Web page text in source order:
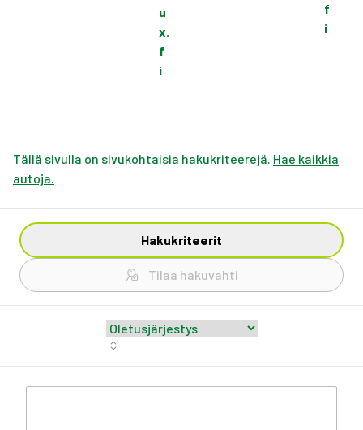
u
x.
f
i
f
i
Tällä sivulla on sivukohtaisia hakukriteerejä. Hae kaikkia
autoja.
Hakukriteerit
Tilaa hakuvahti